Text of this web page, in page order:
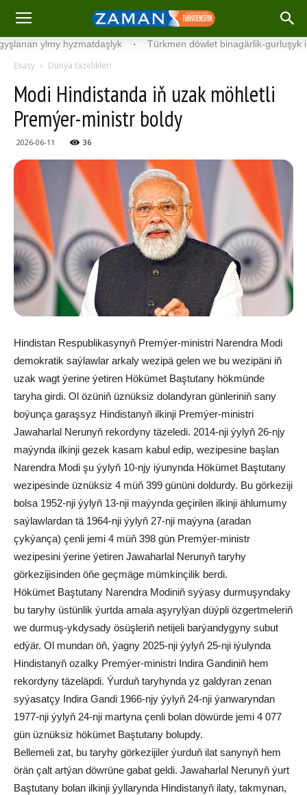
ylmy hyzmatdaşlyk · Türkmen döwlet binagärlik-gurluşyk
Esasy Dünýä täzelikleri
Modi Hindistanda iň uzak möhletli
Premýer-ministr boldy
2026-06-11 36
Hindistan Respublikasynyň Premýer-ministri Narendra Modi
demokratik saýlawlar arkaly wezipä gelen we bu wezipäni iň
uzak wagt ýerine ýetiren Hökümet Baştutany hökmünde
taryha girdi. Ol özüniň üznüksiz dolandyran günleriniň sany
boýunça garaşsyz Hindistanyň ilkinji Premýer-ministri
Jawaharlal Nerunyň rekordyny täzeledi. 2014-nji ýylyň 26-njy
maýynda ilkinji gezek kasam kabul edip, wezipesine başlan
Narendra Modi şu ýylyň 10-njy iýunynda Hökümet Baştutany
wezipesinde üznüksiz 4 müň 399 gününi doldurdy. Bu görkeziji
bolsa 1952-nji ýylyň 13-nji maýynda geçirilen ilkinji ählumumy
saýlawlardan tä 1964-nji ýylyň 27-nji maýyna (aradan
çykýança) çenli jemi 4 müň 398 gün Premýer-ministr
wezipesini ýerine ýetiren Jawaharlal Nerunyň taryhy
görkezijisinden öňe geçmäge mümkinçilik berdi.
Hökümet Baştutany Narendra Modiniň syýasy durmuşyndaky
bu taryhy üstünlik ýurtda amala aşyrylýan düýpli özgertmeleriň
we durmuş-ykdysady ösüşleriň netijeli barýandygyny subut
edýär. Ol mundan öň, ýagny 2025-nji ýylyň 25-nji iýulynda
Hindistanyň ozalky Premýer-ministri Indira Gandiniň hem
rekordyny täzeläpdi. Ýurduň taryhynda yz galdyran zenan
syýasatçy Indira Gandi 1966-njy ýylyň 24-nji ýanwaryndan
1977-nji ýylyň 24-nji martyna çenli bolan döwürde jemi 4 077
gün üznüksiz hökümet Baştutany bolupdy.
Bellemeli zat, bu taryhy görkezijiler ýurduň ilat sanynyň hem
örän çalt artýan döwrüne gabat geldi. Jawaharlal Nerunyň ýurt
Baştutany bolan ilkinji ýyllarynda Hindistanyň ilaty, takmynan,